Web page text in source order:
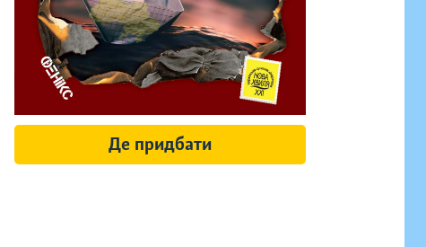
Де придбати